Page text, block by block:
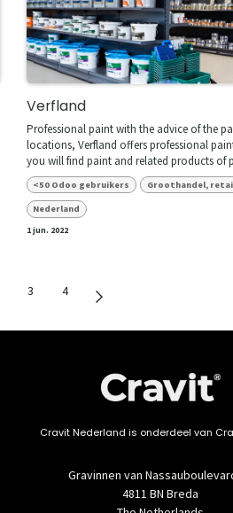
Verfland
Professional paint with the advice of the
locations, Verfland offers professional
you will find paint and related products of
<50 Odoo gebruikers Groothandel,
Nederland
1 jun. 2022
3 4
Cravit Nederland is onderdeel van
Gravinnen van
4811 BN Breda